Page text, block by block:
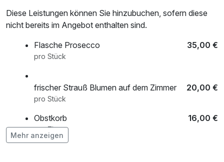
erreichen. Der einladende Wellnessbereich mit Hallenbad,
Außenschwimmbecken, Sauna und kleinem Gym lädt zu
wohltuenden Stunden der Erholung ein.
Kulinarisch startet der Tag mit einem reichhaltigen
Walldorf mit internationalen À-la-carte-Menüs, regionalen
Spezialitäten und feinen Steaks. Den perfekten Ausklang
bietet die stilvolle Leo-Bar mit erfrischenden Drinks.
Diese Leistungen können Sie hinzubuchen, sofern diese
nicht bereits im Angebot enthalten sind.
Flasche Prosecco
35,00 €
pro Stück
frischer Strauß Blumen auf dem Zimmer 20,00 €
pro Stück
Obstkorb 16,00 €
pro Zimmer
Mehr anzeigen